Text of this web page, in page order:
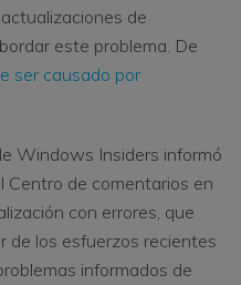
de
este problema. De
ser causado por
Windows Insiders informó
Centro de comentarios en
con errores, que
de los esfuerzos recientes
informados de